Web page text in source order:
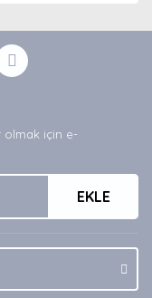
olmak için e-
EKLE